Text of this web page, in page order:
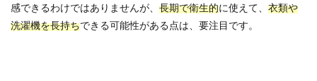
感できるわけではありませんが、 長期で衛生的に使えて、 衣類や
洗濯機を長持ちできる可能性がある点は、要注目です。